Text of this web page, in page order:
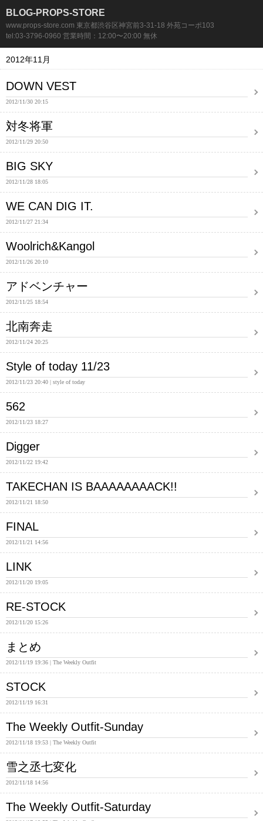
BLOG-PROPS-STORE
www.props-store.com 東京都渋谷区神宮前3-31-18 外苑コーポ103
tel:03-3796-0960 営業時間：12:00〜20:00 無休
2012年11月
DOWN VEST
2012/11/30 20:15
対冬将軍
2012/11/29 20:50
BIG SKY
2012/11/28 18:05
WE CAN DIG IT.
2012/11/27 21:34
Woolrich&Kangol
2012/11/26 20:10
アドベンチャー
2012/11/25 18:54
北南奔走
2012/11/24 20:25
Style of today 11/23
2012/11/23 20:40 style of today
562
2012/11/23 18:27
Digger
2012/11/22 19:42
TAKECHAN IS BAAAAAAAACK!!
2012/11/21 18:50
FINAL
2012/11/21 14:56
LINK
2012/11/20 19:05
RE-STOCK
2012/11/20 15:26
まとめ
2012/11/19 19:36 The Weekly Outfit
STOCK
2012/11/19 16:31
The Weekly Outfit-Sunday
2012/11/18 19:53 The Weekly Outfit
雪之丞七変化
2012/11/18 14:56
The Weekly Outfit-Saturday